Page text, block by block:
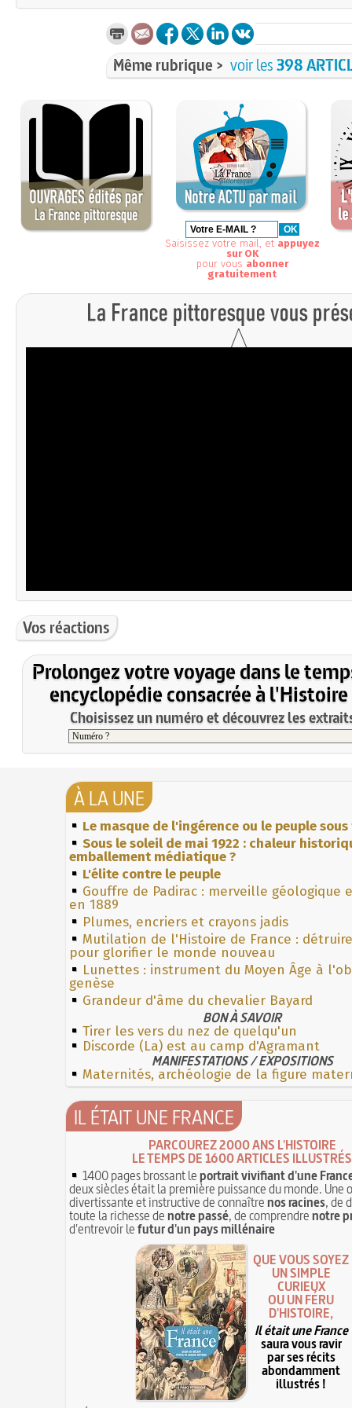
Même rubrique > voir les398
Saisissez votre mail, et appuyez
sur OK
pour vous abonner
gratuitement
Vos réactions
Prolongez votre voyage dans le
encyclopédie consacrée à l'Histoire
Choisissez un numéro et découvrez les
À LA UNE
Le masque de l'ingérence ou le peuple
Sous le soleil de mai 1922 : chaleur
emballement médiatique ?
L'élite contre le peuple
Gouffre de Padirac : merveille géologique
en 1889
Plumes, encriers et crayons jadis
Mutilation de l'Histoire de France :
pour glorifier le monde nouveau
Lunettes : instrument du Moyen Âge à
genèse
Grandeur d'âme du chevalier Bayard
BON À SAVOIR
Tirer les vers du nez de quelqu'un
Discorde (La) est au camp d'Agramant
MANIFESTATIONS / EXPOSITIONS
Maternités, archéologie de la figure
IL ÉTAIT UNE FRANCE
PARCOUREZ 2000 ANS L'HISTOIRE
LE TEMPS DE 1600 ARTICLES ILLUSTRÉS
1400 pages brossant leportrait vivifiant d'une
deux siècles était la première puissance du monde. Une
divertissante et instructive de connaîtrenos racines, de
toute la richesse denotre passé, de comprendrenotre
d'entrevoir lefutur d'un pays millénaire
QUE VOUS SOYEZ
UN SIMPLE
CURIEUX
OU UN FÉRU
D'HISTOIRE,
Il était une France
saura vous ravir
par ses récits
abondamment
illustrés !